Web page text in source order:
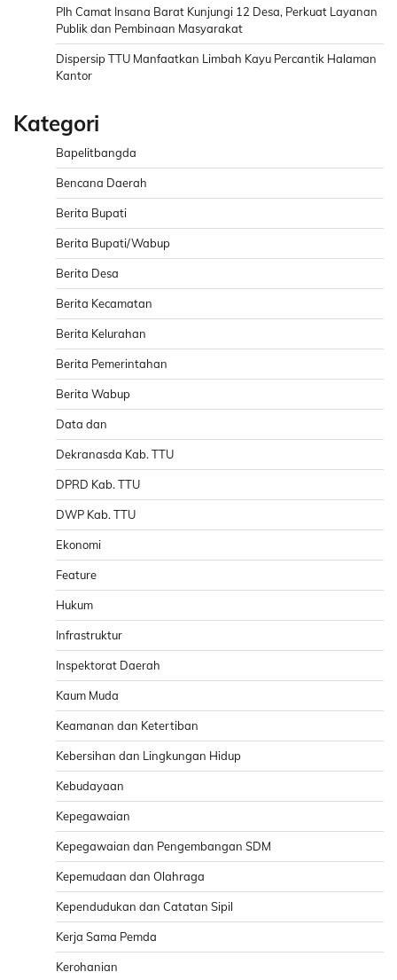
Plh Camat Insana Barat Kunjungi 12 Desa, Perkuat Layanan
Publik dan Pembinaan Masyarakat
Dispersip TTU Manfaatkan Limbah Kayu Percantik Halaman
Kantor
Kategori
Bapelitbangda
Bencana Daerah
Berita Bupati
Berita Bupati/Wabup
Berita Desa
Berita Kecamatan
Berita Kelurahan
Berita Pemerintahan
Berita Wabup
Data dan
Dekranasda Kab. TTU
DPRD Kab. TTU
DWP Kab. TTU
Ekonomi
Feature
Hukum
Infrastruktur
Inspektorat Daerah
Kaum Muda
Keamanan dan Ketertiban
Kebersihan dan Lingkungan Hidup
Kebudayaan
Kepegawaian
Kepegawaian dan Pengembangan SDM
Kepemudaan dan Olahraga
Kependudukan dan Catatan Sipil
Kerja Sama Pemda
Kerohanian